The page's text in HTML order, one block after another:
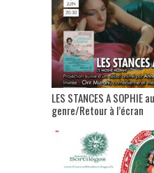
LES STANCES A SOPHIE
genre/Retour à l’écran